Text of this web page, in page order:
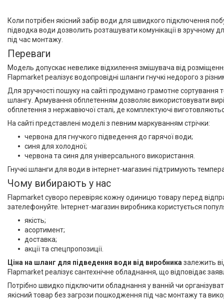
Коли потрібен якісний забір води для швидкого підключення
підводка води дозволить розташувати комунікації в зручному
під час монтажу.
Переваги
Модель допускає невелике відхилення змішувача від
Flapmarket реалізує водопровідні шланги гнучкі недорого з
Для зручності пошуку на сайті продумано грамотне сортування
шлангу. Армування обплетенням дозволяє використовувати
обплетення з нержавіючої сталі, де комплектуючі
На сайті представлені моделі з певним маркуванням стрічки:
червона для гнучкого підведення до гарячої води;
синя для холодної;
червона та синя для універсального використання.
Гнучкі шланги для води в інтернет-магазині підтримують
Чому вибирають у нас
Flapmarket суворо перевіряє кожну одиницю товару перед
зателефонуйте. Інтернет-магазин виробника користується
якість;
асортимент;
доставка;
акції та спецпропозиції.
Ціна на шланг для підведення води від виробника залежить
Flapmarket реалізує сантехнічне обладнання, що відповідає
Потрібно швидко підключити обладнання у ванній чи
якісний товар без загрози пошкодження під час монтажу та